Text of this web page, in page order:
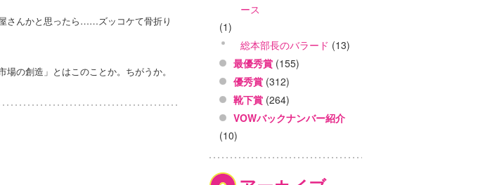
さんかと思ったら……ズッコケて骨折り
の創造」とはこのことか。ちがうか。
ース
(1)
総本部長のバラード (13)
最優秀賞 (155)
優秀賞 (312)
靴下賞 (264)
VOWバックナンバー紹介
(10)